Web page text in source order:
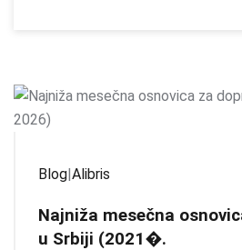
Blog|Alibris
Najniža mesečna
u Srbiji (2021�.